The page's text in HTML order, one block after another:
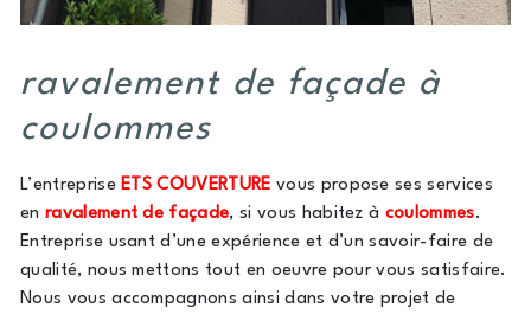
ravalement de façade à
coulommes
L’entrepriseETS COUVERTURE vous propose ses services
en ravalement de façade, si vous habitez à coulommes.
Entreprise usant d’une expérience et d’un savoir-faire de
qualité, nous mettons tout en oeuvre pour vous satisfaire.
Nous vous accompagnons ainsi dans votre projet de